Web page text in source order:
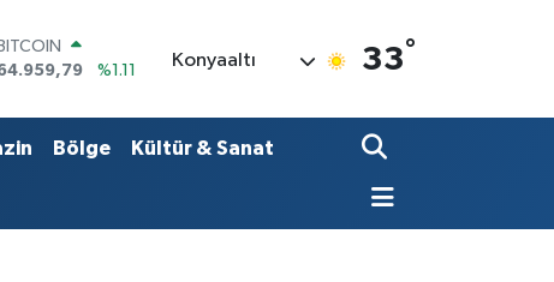
DOLAR
%0.18
%0.32
Konyaaltı 33°
Bölge Kültür & Sanat